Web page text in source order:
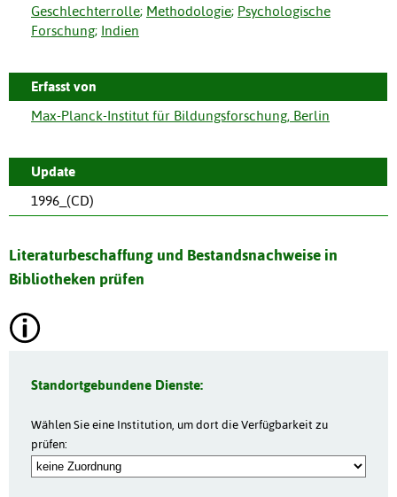
Geschlechterrolle; Methodologie; Psychologische
Forschung; Indien
Erfasst von
Max-Planck-Institut für Bildungsforschung, Berlin
Update
1996_(CD)
Literaturbeschaffung und Bestandsnachweise in
Bibliotheken prüfen
Standortgebundene Dienste:
Wählen Sie eine Institution, um dort die Verfügbarkeit zu
prüfen: